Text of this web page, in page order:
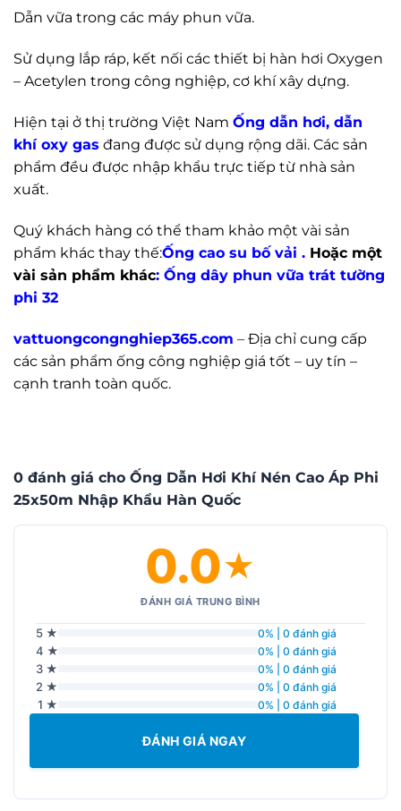
Dẫn vữa trong các máy phun vữa.
Sử dụng lắp ráp, kết nối các thiết bị hàn hơi Oxygen
– Acetylen trong công nghiệp, cơ khí xây dựng.
Hiện tại ở thị trường Việt Nam Ống dẫn hơi, dẫn
khí oxy gas đang được sử dụng rộng dãi. Các sản
phẩm đều được nhập khẩu trực tiếp từ nhà sản
xuất.
Quý khách hàng có thể tham khảo một vài sản
phẩm khác thay thế:Ống cao su bố vải . Hoặc một
vài sản phẩm khác: Ống dây phun vữa trát tường
phi 32
vattuongcongnghiep365.com – Địa chỉ cung cấp
các sản phẩm ống công nghiệp giá tốt – uy tín –
cạnh tranh toàn quốc.
0 đánh giá cho Ống Dẫn Hơi Khí Nén Cao Áp Phi
25x50m Nhập Khẩu Hàn Quốc
0.0★
ĐÁNH GIÁ TRUNG BÌNH
5 ★ 0% | 0 đánh giá
4 ★ 0% | 0 đánh giá
3 ★ 0% | 0 đánh giá
2 ★ 0% | 0 đánh giá
1 ★ 0% | 0 đánh giá
ĐÁNH GIÁ NGAY